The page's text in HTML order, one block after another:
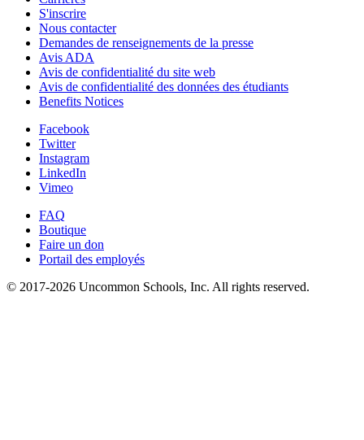
S'inscrire
Nous contacter
Demandes de renseignements de la presse
Avis ADA
Avis de confidentialité du site web
Avis de confidentialité des données des étudiants
Benefits Notices
Facebook
Twitter
Instagram
LinkedIn
Vimeo
FAQ
Boutique
Faire un don
Portail des employés
© 2017-2026 Uncommon Schools, Inc. All rights reserved.